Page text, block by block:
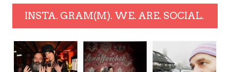
INSTA. GRAM(M). WE. ARE. SOCIAL.